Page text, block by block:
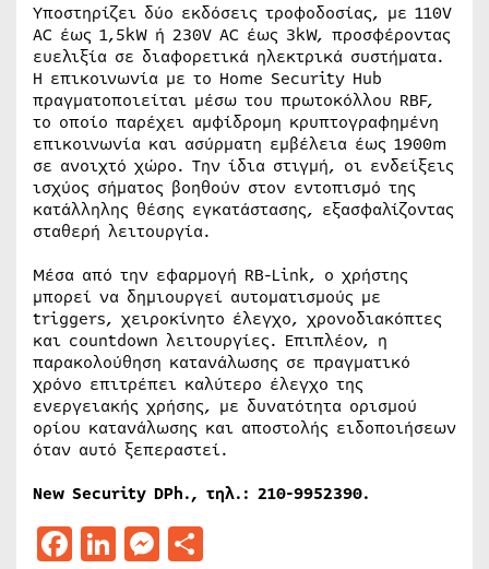
Υποστηρίζει δύο εκδόσεις τροφοδοσίας, με 110V
AC έως 1,5kW ή 230V AC έως 3kW, προσφέροντας
ευελιξία σε διαφορετικά ηλεκτρικά συστήματα.
Η επικοινωνία με το Home Security Hub
πραγματοποιείται μέσω του πρωτοκόλλου RBF,
το οποίο παρέχει αμφίδρομη κρυπτογραφημένη
επικοινωνία και ασύρματη εμβέλεια έως 1900m
σε ανοιχτό χώρο. Την ίδια στιγμή, οι ενδείξεις
ισχύος σήματος βοηθούν στον εντοπισμό της
κατάλληλης θέσης εγκατάστασης, εξασφαλίζοντας
σταθερή λειτουργία.
Μέσα από την εφαρμογή RB-Link, ο χρήστης
μπορεί να δημιουργεί αυτοματισμούς με
triggers, χειροκίνητο έλεγχο, χρονοδιακόπτες
και countdown λειτουργίες. Επιπλέον, η
παρακολούθηση κατανάλωσης σε πραγματικό
χρόνο επιτρέπει καλύτερο έλεγχο της
ενεργειακής χρήσης, με δυνατότητα ορισμού
ορίου κατανάλωσης και αποστολής ειδοποιήσεων
όταν αυτό ξεπεραστεί.
New Security DPh., τηλ.: 210-9952390.
Facebook
LinkedIn
Messenger